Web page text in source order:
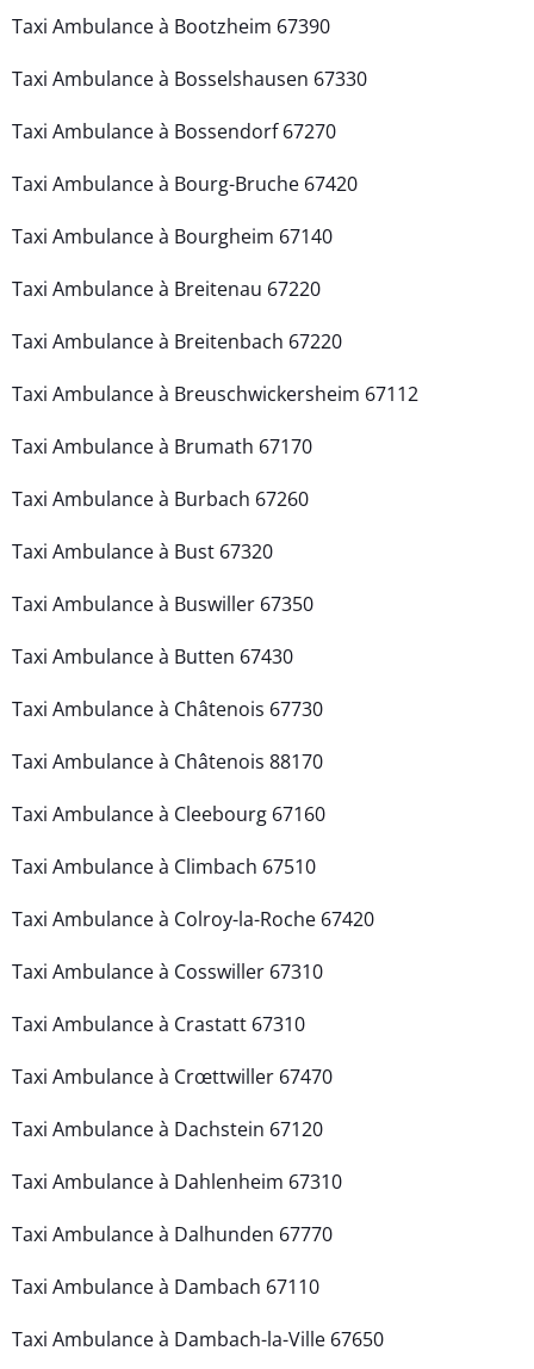
Taxi Ambulance à Bootzheim 67390
Taxi Ambulance à Bosselshausen 67330
Taxi Ambulance à Bossendorf 67270
Taxi Ambulance à Bourg-Bruche 67420
Taxi Ambulance à Bourgheim 67140
Taxi Ambulance à Breitenau 67220
Taxi Ambulance à Breitenbach 67220
Taxi Ambulance à Breuschwickersheim 67112
Taxi Ambulance à Brumath 67170
Taxi Ambulance à Burbach 67260
Taxi Ambulance à Bust 67320
Taxi Ambulance à Buswiller 67350
Taxi Ambulance à Butten 67430
Taxi Ambulance à Châtenois 67730
Taxi Ambulance à Châtenois 88170
Taxi Ambulance à Cleebourg 67160
Taxi Ambulance à Climbach 67510
Taxi Ambulance à Colroy-la-Roche 67420
Taxi Ambulance à Cosswiller 67310
Taxi Ambulance à Crastatt 67310
Taxi Ambulance à Crœttwiller 67470
Taxi Ambulance à Dachstein 67120
Taxi Ambulance à Dahlenheim 67310
Taxi Ambulance à Dalhunden 67770
Taxi Ambulance à Dambach 67110
Taxi Ambulance à Dambach-la-Ville 67650